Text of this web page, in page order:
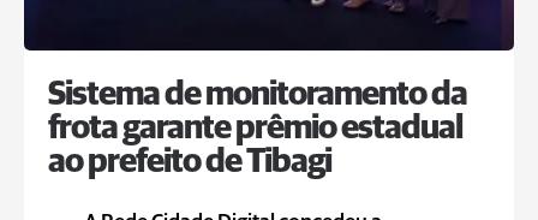
Sistema de monitoramento da
frota garante prêmio estadual
ao prefeito de Tibagi